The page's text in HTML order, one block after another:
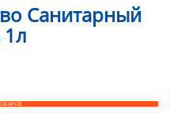
Санитарный
1л